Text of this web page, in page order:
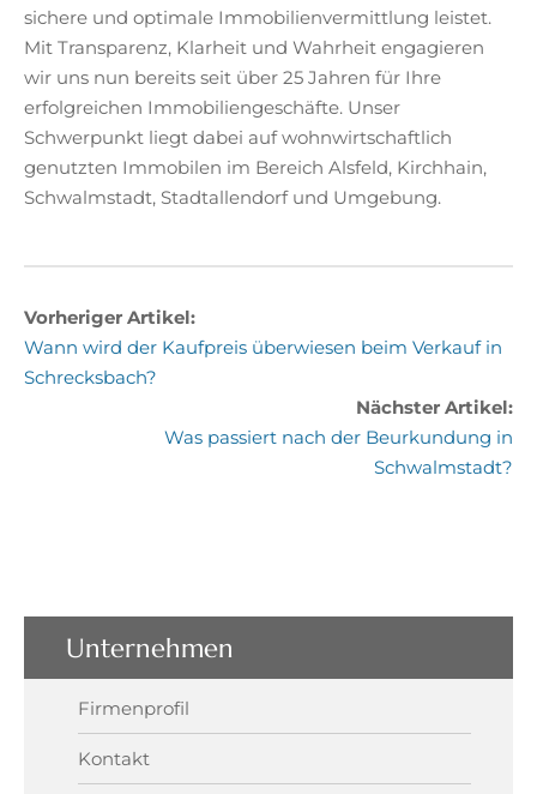
sichere und optimale Immobilienvermittlung leistet.
Mit Transparenz, Klarheit und Wahrheit engagieren
wir uns nun bereits seit über 25 Jahren für Ihre
erfolgreichen Immobiliengeschäfte. Unser
Schwerpunkt liegt dabei auf wohnwirtschaftlich
genutzten Immobilen im Bereich Alsfeld, Kirchhain,
Schwalmstadt, Stadtallendorf und Umgebung.
Vorheriger Artikel:
Wann wird der Kaufpreis überwiesen beim Verkauf in
Schrecksbach?
Nächster Artikel:
Was passiert nach der Beurkundung in
Schwalmstadt?
Unternehmen
Firmenprofil
Kontakt